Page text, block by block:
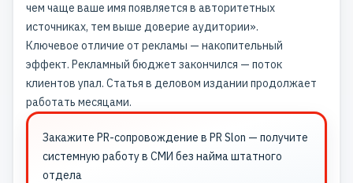
чем чаще ваше имя появляется в авторитетных
источниках, тем выше доверие аудитории».
Ключевое отличие от рекламы — накопительный
эффект. Рекламный бюджет закончился — поток
клиентов упал. Статья в деловом издании продолжает
работать месяцами.
Закажите PR-сопровождение в PR Slon — получите
системную работу в СМИ без найма штатного
отдела